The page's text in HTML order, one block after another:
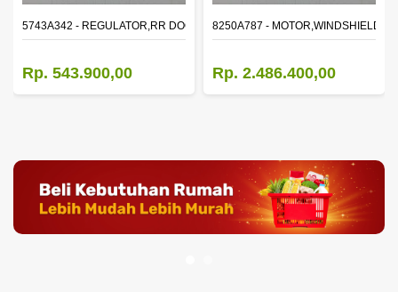
WINDOW,LH
5743A342 - REGULATOR,RR DOOR WINDOW,RH
Rp. 543.900,00
8250A787 - MOTOR,WINDSHIELD
Rp. 2.486.400,00